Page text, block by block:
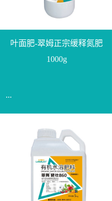
叶面肥-翠姆正宗缓释氮肥
1000g
...
【通用名称】脲甲醛缓释
氮肥【产品形态】水剂
【产品规格】1000g【技术
指标】N≥330g/L【企业标
准】Q/LML O01-2022【使